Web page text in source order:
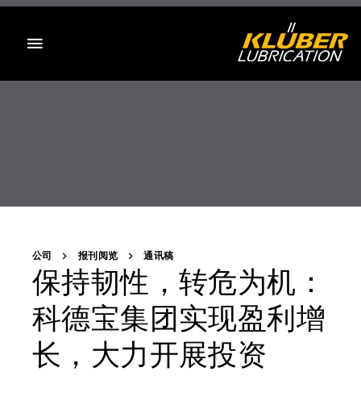
公司 报刊阅览 通讯稿
保持韧性，转危为机：
科德宝集团实现盈利增
长，大力开展投资